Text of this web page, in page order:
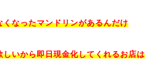
くなったマンドリンがあるんだけ
しいから即日現金化してくれるお店は